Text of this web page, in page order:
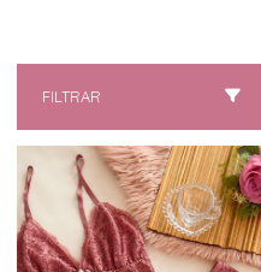
FILTRAR